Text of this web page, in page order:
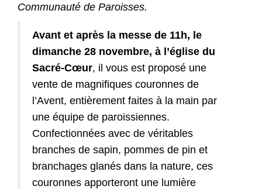
Communauté de Paroisses.
Avant et après la messe de 11h, le
dimanche 28 novembre, à l’église du
Sacré-Cœur, il vous est proposé une
vente de magnifiques couronnes de
l’Avent, entièrement faites à la main par
une équipe de paroissiennes.
Confectionnées avec de véritables
branches de sapin, pommes de pin et
branchages glanés dans la nature, ces
couronnes apporteront une lumière